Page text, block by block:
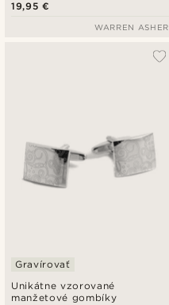
19,95 €
WARREN ASHER
Unikátne vzorované
manžetové gombíky
Gravírovať